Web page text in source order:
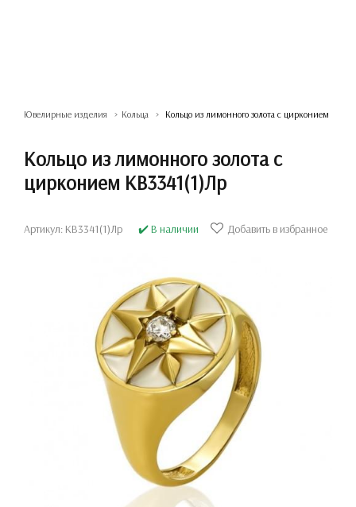
Ювелирные изделия Кольца Кольцо из лимонного золота с цирконием
Кольцо из лимонного золота с
цирконием КВ3341(1)Лр
Артикул: КВ3341(1)Лр ✔️ В наличии Добавить в избранное